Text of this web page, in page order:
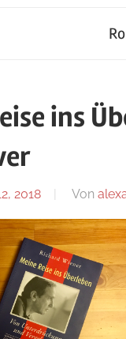
ins
2018 Von